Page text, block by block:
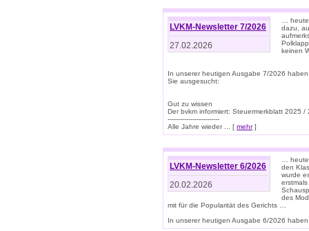
LVKM-Newsletter 7/2026
27.02.2026
…
dazu,
keinen
In unserer heutigen Ausgabe 7/2026
Sie ausgesucht:
Gut zu wissen
Der bvkm informiert: Steuermerkblatt 2025 /
-------------------------
Alle Jahre wieder ... [ mehr]
LVKM-Newsletter 6/2026
20.02.2026
…
den
wurde
des
mit für die Popularität des Gerichts …
In unserer heutigen Ausgabe 6/2026